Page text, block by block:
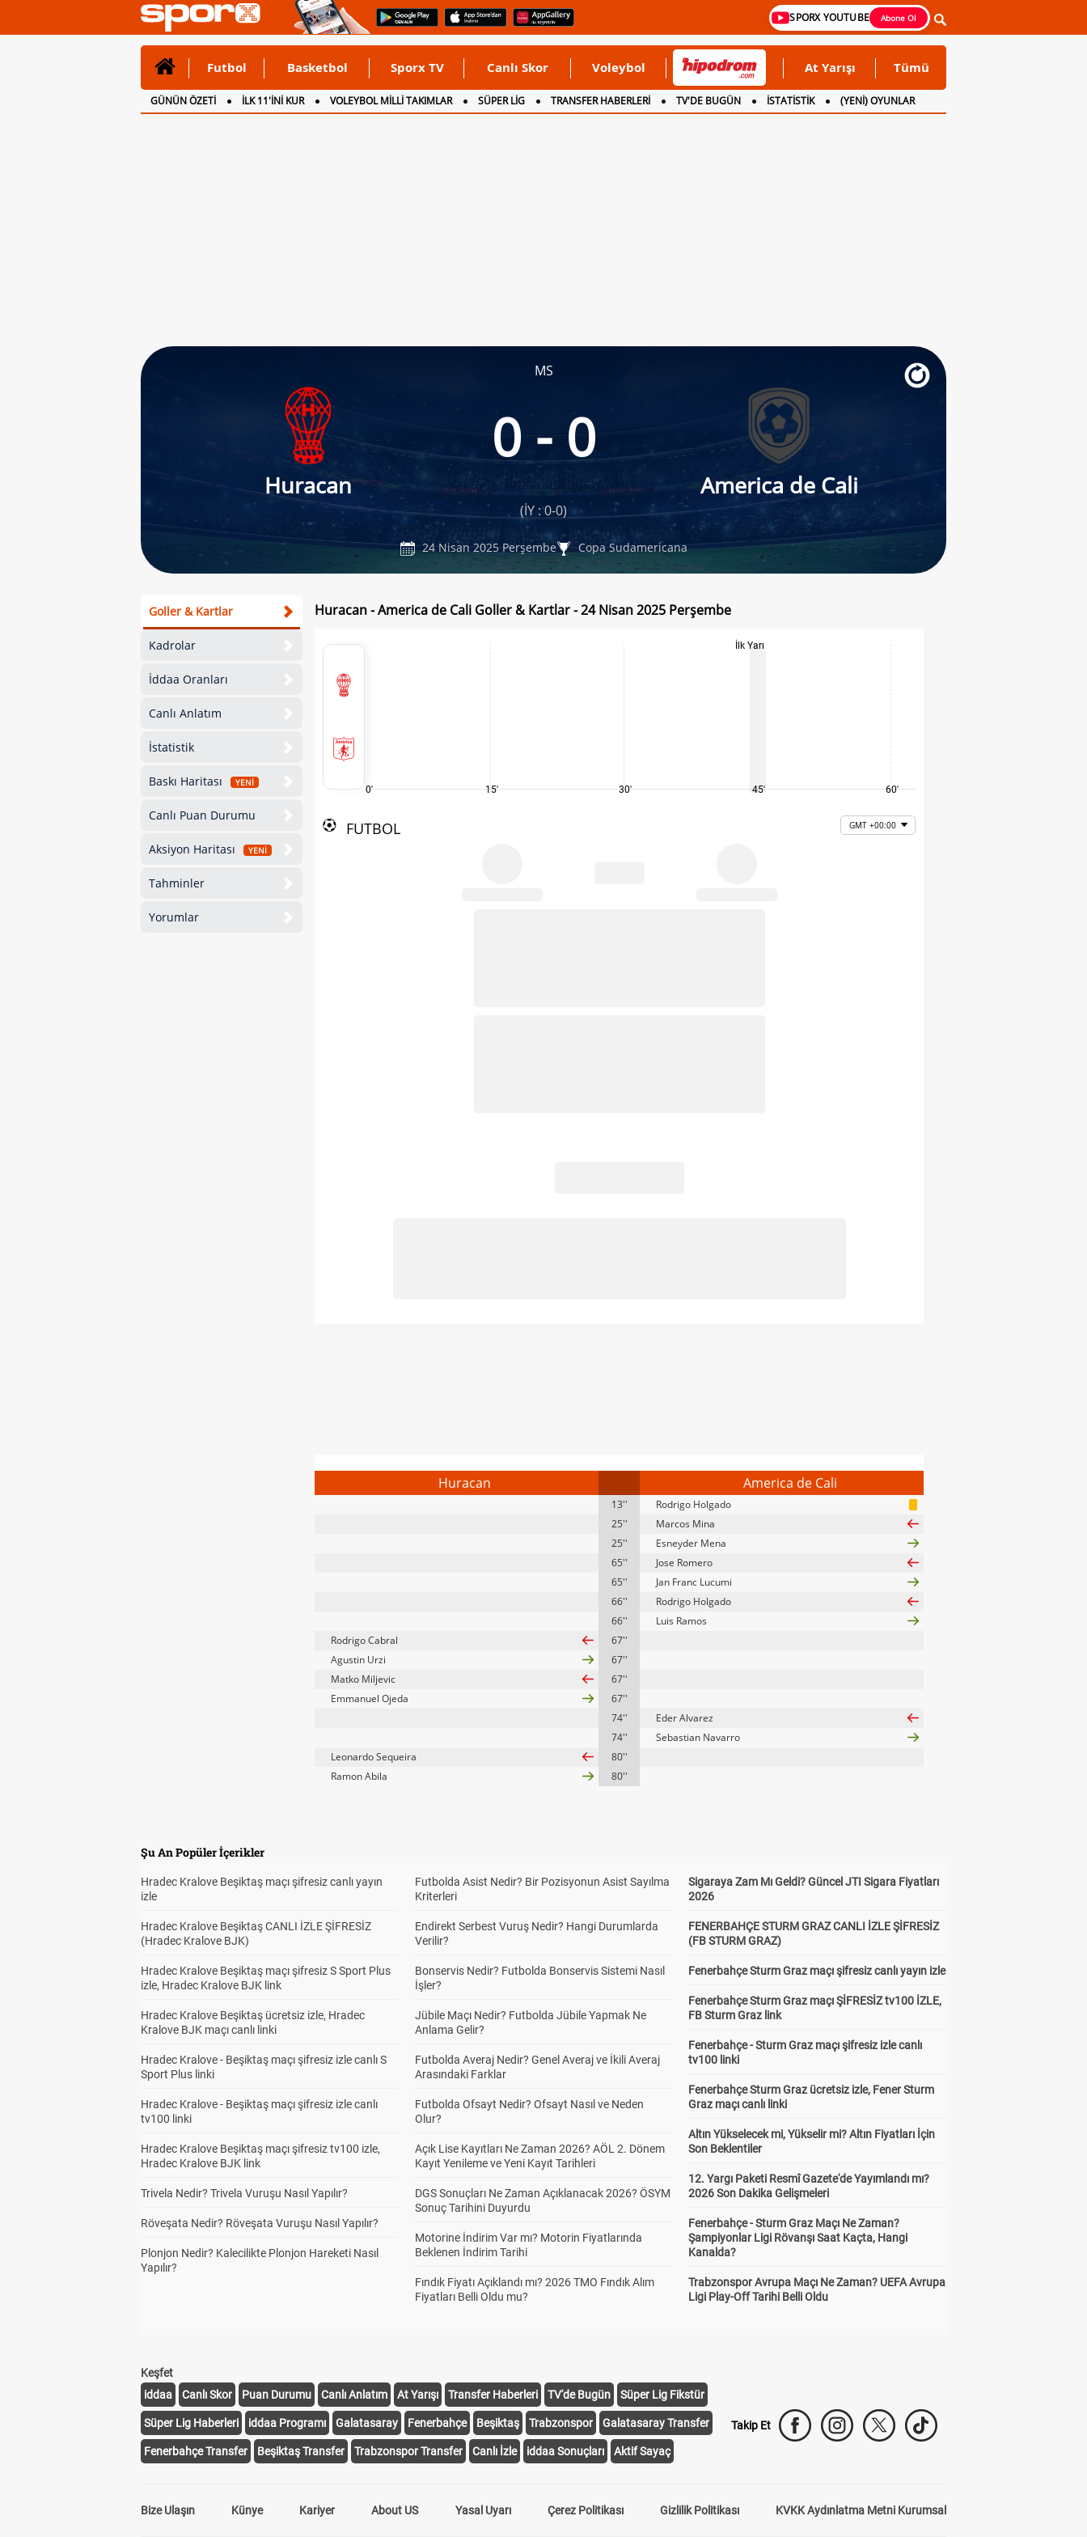
SPORX YOUTUBE Abone Ol
Futbol Basketbol Sporx TV Canlı Skor Voleybol At Yarışı Tümü
GÜNÜN ÖZETİ İLK 11'İNİ KUR VOLEYBOL MİLLİ TAKIMLAR SÜPER LİG TRANSFER HABERLERİ TV'DE BUGÜN İSTATİSTİK
(YENİ) OYUNLAR
CANLI ANLATIM
İNGİLTERE
MS
Huracan
0 - 0
America de Cali
(İY : 0-0)
24 Nisan 2025 Perşembe Copa Sudamericana
Goller & Kartlar
Kadrolar
İddaa Oranları
Canlı Anlatım
İstatistik
Baskı Haritası YENİ
Canlı Puan Durumu
Aksiyon Haritası YENİ
Tahminler
Yorumlar
Huracan - America de Cali Goller & Kartlar - 24 Nisan 2025 Perşembe
0' 15' 30'
İlk Yarı
45' 60'
FUTBOL GMT +00:00
Huracan America de Cali
13''
Rodrigo Holgado
25''
Marcos Mina
25''
Esneyder Mena
65''
Jose Romero
65''
Jan Franc Lucumi
66''
Rodrigo Holgado
66''
Luis Ramos
Rodrigo Cabral
67''
Agustin Urzi
67''
Matko Miljevic
67''
Emmanuel Ojeda
67''
74''
Eder Alvarez
74''
Sebastian Navarro
Leonardo Sequeira
80''
Ramon Abila
80''
Şu An Popüler İçerikler
Hradec Kralove Beşiktaş maçı şifresiz canlı yayın
izle
Hradec Kralove Beşiktaş CANLI İZLE ŞİFRESİZ
(Hradec Kralove BJK)
Hradec Kralove Beşiktaş maçı şifresiz S Sport Plus
izle, Hradec Kralove BJK link
Hradec Kralove Beşiktaş ücretsiz izle, Hradec
Kralove BJK maçı canlı linki
Hradec Kralove - Beşiktaş maçı şifresiz izle canlı S
Sport Plus linki
Hradec Kralove - Beşiktaş maçı şifresiz izle canlı
tv100 linki
Hradec Kralove Beşiktaş maçı şifresiz tv100 izle,
Hradec Kralove BJK link
Trivela Nedir? Trivela Vuruşu Nasıl Yapılır?
Röveşata Nedir? Röveşata Vuruşu Nasıl Yapılır?
Plonjon Nedir? Kalecilikte Plonjon Hareketi Nasıl
Yapılır?
Futbolda Asist Nedir? Bir Pozisyonun Asist Sayılma
Kriterleri
Endirekt Serbest Vuruş Nedir? Hangi Durumlarda
Verilir?
Bonservis Nedir? Futbolda Bonservis Sistemi Nasıl
İşler?
Jübile Maçı Nedir? Futbolda Jübile Yapmak Ne
Anlama Gelir?
Futbolda Averaj Nedir? Genel Averaj ve İkili Averaj
Arasındaki Farklar
Futbolda Ofsayt Nedir? Ofsayt Nasıl ve Neden
Olur?
Açık Lise Kayıtları Ne Zaman 2026? AÖL 2. Dönem
Kayıt Yenileme ve Yeni Kayıt Tarihleri
DGS Sonuçları Ne Zaman Açıklanacak 2026? ÖSYM
Sonuç Tarihini Duyurdu
Motorine İndirim Var mı? Motorin Fiyatlarında
Beklenen İndirim Tarihi
Fındık Fiyatı Açıklandı mı? 2026 TMO Fındık Alım
Fiyatları Belli Oldu mu?
Sigaraya Zam Mı Geldi? Güncel JTI Sigara Fiyatları
2026
FENERBAHÇE STURM GRAZ CANLI İZLE ŞİFRESİZ
(FB STURM GRAZ)
Fenerbahçe Sturm Graz maçı şifresiz canlı yayın izle
Fenerbahçe Sturm Graz maçı ŞİFRESİZ tv100 İZLE,
FB Sturm Graz link
Fenerbahçe - Sturm Graz maçı şifresiz izle canlı
tv100 linki
Fenerbahçe Sturm Graz ücretsiz izle, Fener Sturm
Graz maçı canlı linki
Altın Yükselecek mi, Yükselir mi? Altın Fiyatları İçin
Son Beklentiler
12. Yargı Paketi Resmî Gazete'de Yayımlandı mı?
2026 Son Dakika Gelişmeleri
Fenerbahçe - Sturm Graz Maçı Ne Zaman?
Şampiyonlar Ligi Rövanşı Saat Kaçta, Hangi
Kanalda?
Trabzonspor Avrupa Maçı Ne Zaman? UEFA Avrupa
Ligi Play-Off Tarihi Belli Oldu
Keşfet
iddaa
Canlı Skor Puan Durumu Canlı Anlatım At Yarışı Transfer Haberleri TV'de Bugün Süper Lig Fikstür
Süper Lig Haberleri iddaa Programı Galatasaray Fenerbahçe Beşiktaş Trabzonspor Galatasaray Transfer
Fenerbahçe Transfer Beşiktaş Transfer Trabzonspor Transfer Canlı İzle iddaa Sonuçları Aktif Sayaç
Takip Et
Bize Ulaşın Künye Kariyer About US Yasal Uyarı Çerez Politikası Gizlilik Politikası KVKK Aydınlatma Metni Kurumsal